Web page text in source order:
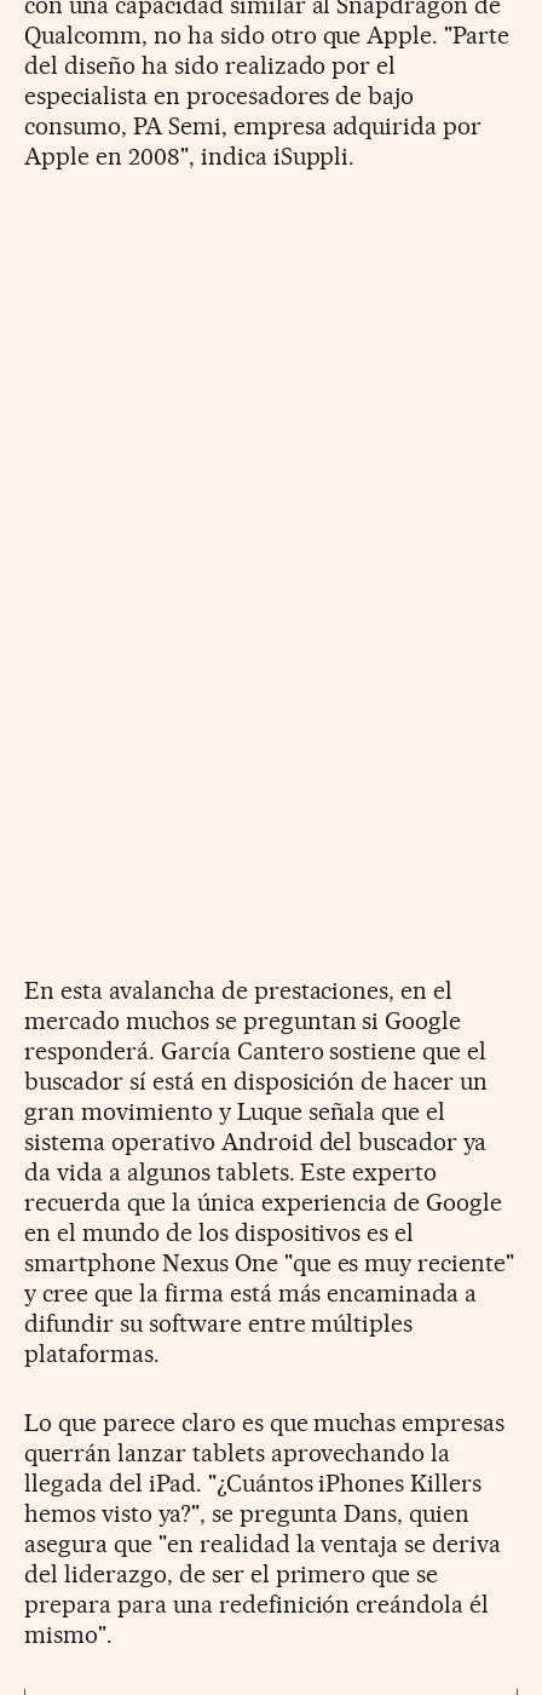
Qualcomm, no ha sido otro que Apple. "Parte
del diseño ha sido realizado por el
especialista en procesadores de bajo
consumo, PA Semi, empresa adquirida por
Apple en 2008", indica iSuppli.
En esta avalancha de prestaciones, en el
mercado muchos se preguntan si Google
responderá. García Cantero sostiene que el
buscador sí está en disposición de hacer un
gran movimiento y Luque señala que el
sistema operativo Android del buscador ya
da vida a algunos tablets. Este experto
recuerda que la única experiencia de Google
en el mundo de los dispositivos es el
smartphone Nexus One "que es muy reciente"
y cree que la firma está más encaminada a
difundir su software entre múltiples
plataformas.
Lo que parece claro es que muchas empresas
querrán lanzar tablets aprovechando la
llegada del iPad. "¿Cuántos iPhones Killers
hemos visto ya?", se pregunta Dans, quien
asegura que "en realidad la ventaja se deriva
del liderazgo, de ser el primero que se
prepara para una redefinición creándola él
mismo".